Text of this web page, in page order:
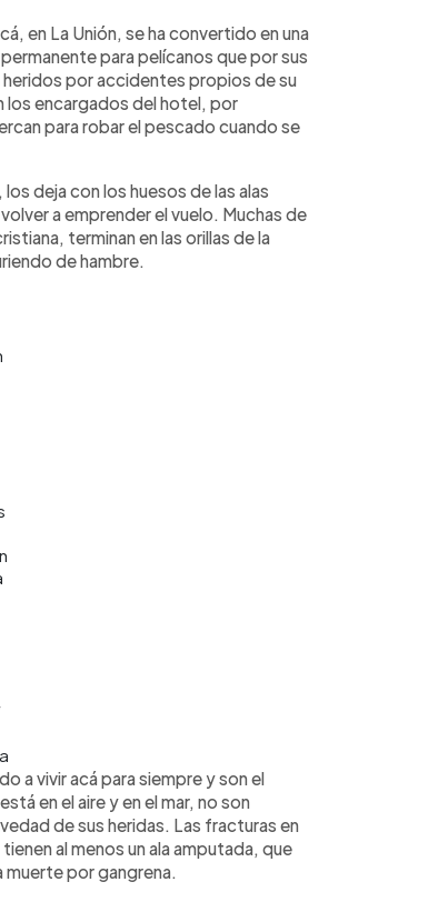
en La Unión, se ha convertido en una
para pelícanos que por sus
heridos por accidentes propios de su
encargados del hotel, por
para robar el pescado cuando se
deja con los huesos de las alas
a emprender el vuelo. Muchas de
terminan en las orillas de la
de hambre.
a vivir acá para siempre y son el
en el aire y en el mar, no son
de sus heridas. Las fracturas en
al menos un ala amputada, que
muerte por gangrena.